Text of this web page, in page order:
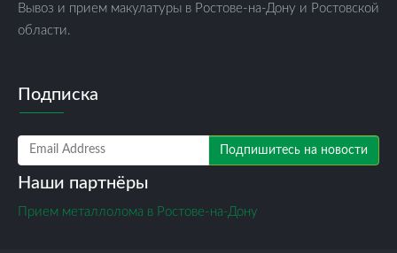
Вывоз и прием макулатуры в Ростове-на-Дону и Ростовской
области.
Подписка
Подпишитесь на новости
Наши партнёры
Прием металлолома в Ростове-на-Дону